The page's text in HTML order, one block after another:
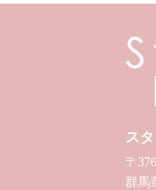
ス
〒
群馬